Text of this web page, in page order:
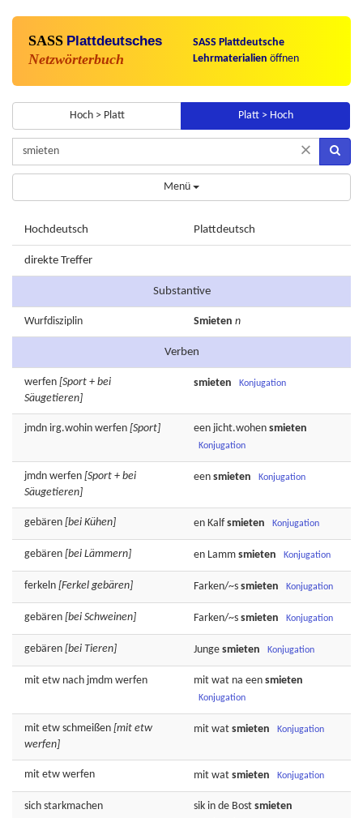
SASS Plattdeutsches
Netzwörterbuch
SASS Plattdeutsche
Lehrmaterialien öffnen
Hoch > Platt Platt > Hoch
×
Menü
Hochdeutsch Plattdeutsch
direkte Treffer
Substantive
Wurfdisziplin Smieten n
Verben
werfen [Sport + bei
Säugetieren]
smieten Konjugation
jmdn irg.wohin werfen [Sport] een jicht.wohen smieten
Konjugation
jmdn werfen [Sport + bei
Säugetieren]
een smieten Konjugation
gebären [bei Kühen] en Kalfsmieten Konjugation
gebären [bei Lämmern] en Lamm smieten Konjugation
ferkeln [Ferkel gebären] Farken/~s smieten Konjugation
gebären [bei Schweinen] Farken/~s smieten Konjugation
gebären [bei Tieren] Junge smieten Konjugation
mit etw nach jmdm werfen mit wat na een smieten
Konjugation
mit etw schmeißen [mit etw
werfen]
mit wat smieten Konjugation
mit etw werfen mit wat smieten Konjugation
sich starkmachen sik in de Bost smieten